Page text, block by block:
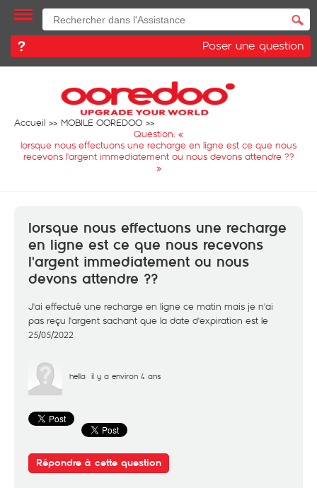
Poser une question
Accueil
MOBILE OOREDOO
Question: «
lorsque nous effectuons une recharge en ligne est ce que nous
recevons l'argent immediatement ou nous devons attendre ??
»
lorsque nous effectuons une recharge
en ligne est ce que nous recevons
l'argent immediatement ou nous
devons attendre ??
J'ai effectué une recharge en ligne ce matin mais je n'ai
pas reçu l'argent sachant que la date d'expiration est le
25/05/2022
hella il y a environ 4 ans
Répondre à cette question